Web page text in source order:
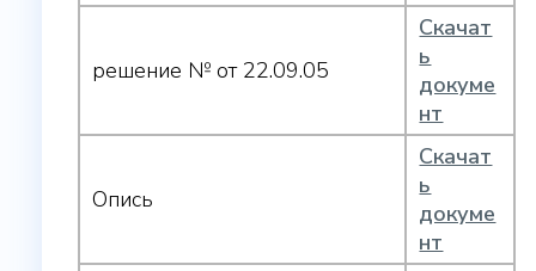
решение № от 22.09.05
Скачат
ь
докуме
нт
Опись
Скачат
ь
докуме
нт